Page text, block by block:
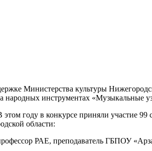
Министерства культуры
народных инструментах «Музыкальные
году в конкурсе приняли участие
области:
РАЕ, преподаватель ГБПОУ